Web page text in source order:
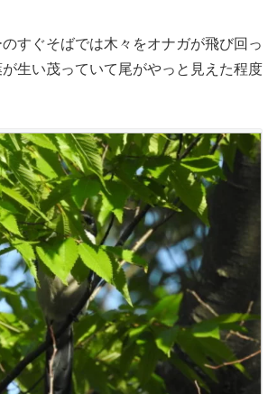
すぐそばでは木々をオナガが飛び回っ
生い茂っていて尾がやっと見えた程度